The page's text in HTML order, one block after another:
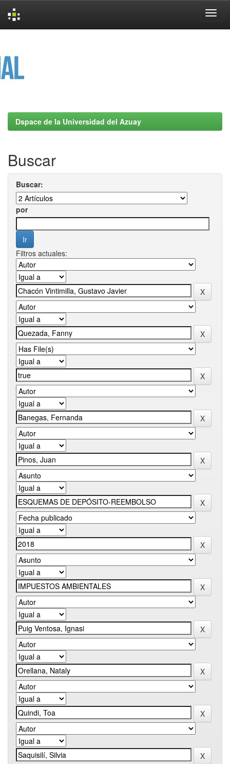
Dspace de la Universidad del Azuay
Buscar
Buscar:
por
Filtros actuales: